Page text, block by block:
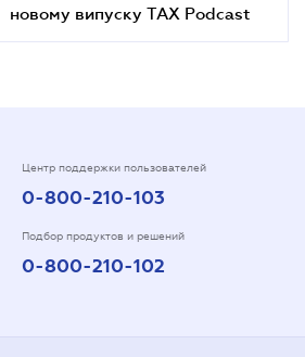
новому випуску TAX Podcast
Центр поддержки пользователей
0-800-210-103
Подбор продуктов и решений
0-800-210-102